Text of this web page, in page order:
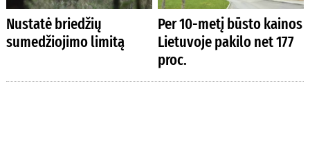
Nustatė briedžių
sumedžiojimo limitą
Per 10-metį būsto kainos
Lietuvoje pakilo net 177
proc.